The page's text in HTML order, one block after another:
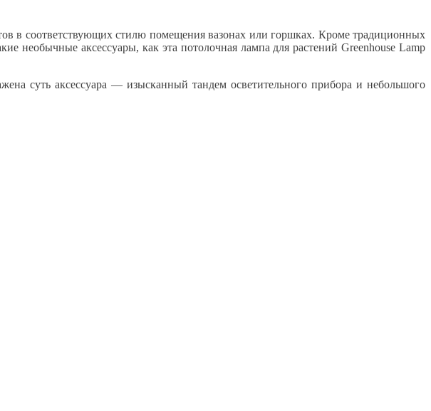
в соответствующих стилю помещения вазонах или горшках. Кроме традиционных
необычные аксессуары, как эта потолочная лампа для растений Greenhouse Lamp
суть аксессуара — изысканный тандем осветительного прибора и небольшого